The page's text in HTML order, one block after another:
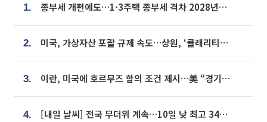
1. 종부세 개편에도…1·3주택 종부세 격차 2028년부터 확대
2. 미국, 가상자산 포괄 규제 속도…상원, ‘클래리티법’ 9월 절차투표 추진
3. 이란, 미국에 호르무즈 합의 조건 제시…美 “경기 아직 안 끝나” [종합]
4. [내일 날씨] 전국 무더위 계속…10일 낮 최고 34도 육박